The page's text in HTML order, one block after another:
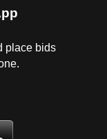
place bids